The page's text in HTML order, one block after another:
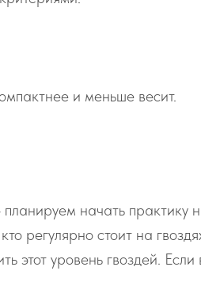
и меньше весит.
начать практику
регулярно стоит на
уровень гвоздей. Если